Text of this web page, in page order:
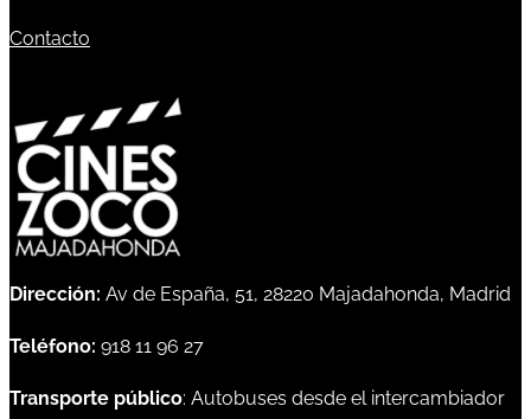
Contacto
Dirección: Av de España, 51, 28220 Majadahonda, Madrid
Teléfono: 918 11 96 27
Transporte público: Autobuses desde el intercambiador